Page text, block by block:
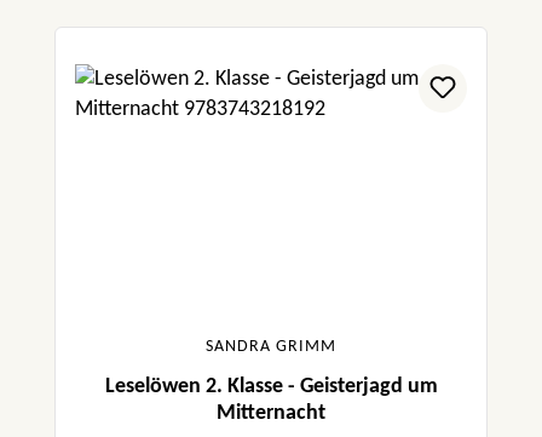
SANDRA GRIMM
Leselöwen 2. Klasse - Geisterjagd um
Mitternacht